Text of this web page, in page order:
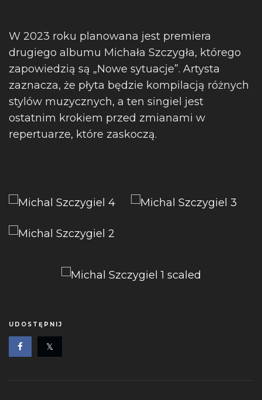
W 2023 roku planowana jest premiera
drugiego albumu Michała Szczygła, którego
zapowiedzią są „Nowe sytuacje”. Artysta
zaznacza, że płyta będzie kompilacją różnych
stylów muzycznych, a ten singiel jest
ostatnim krokiem przed zmianami w
repertuarze, które zaskoczą.
UDOSTĘPNIJ